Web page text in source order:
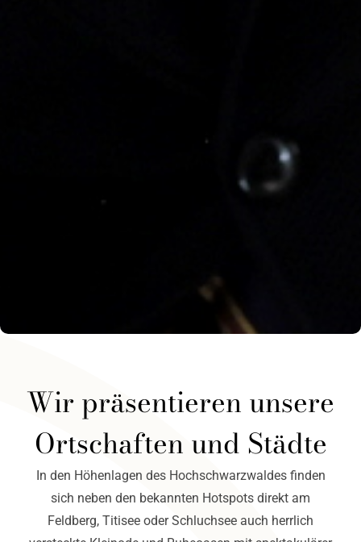
Wir präsentieren unsere
Ortschaften und Städte
In den Höhenlagen des Hochschwarzwaldes finden
sich neben den bekannten Hotspots direkt am
Feldberg, Titisee oder Schluchsee auch herrlich